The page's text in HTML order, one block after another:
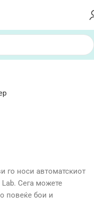
го носи автоматскиот
Lab. Сега можете
повеќе бои и